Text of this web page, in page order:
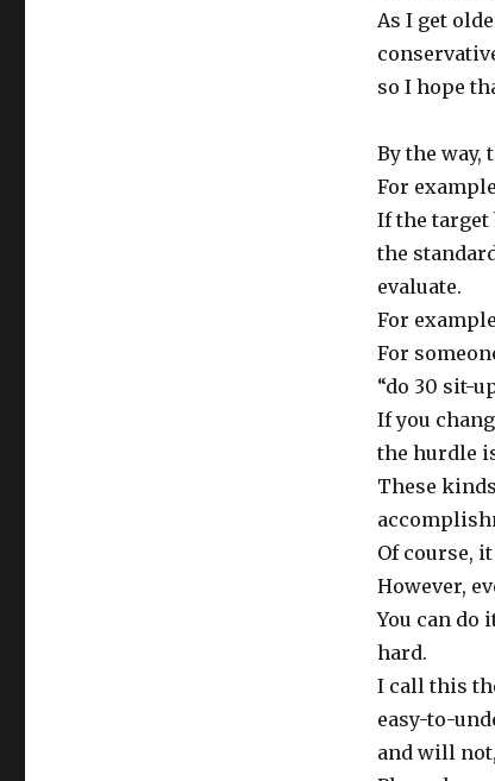
As I get
so I hope
By the way,
For
If the target
the
evaluate.
For
For
“do 30 sit-
If you
the hurdle
These
Of course,
However,
You can do
hard.
I call this
easy-to-
and will